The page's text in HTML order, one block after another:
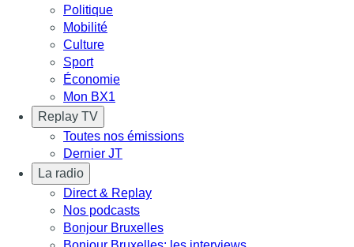
Politique
Mobilité
Culture
Sport
Économie
Mon BX1
Replay TV
Toutes nos émissions
Dernier JT
La radio
Direct & Replay
Nos podcasts
Bonjour Bruxelles